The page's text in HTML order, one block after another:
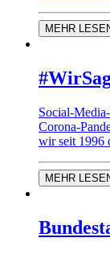
MEHR
Social-
Corona-
wir seit 1996
MEHR